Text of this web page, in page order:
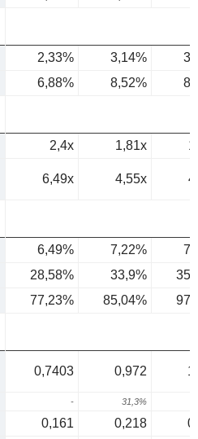
2,33% 3,14%
6,88% 8,52%
2,4x 1,81x
6,49x 4,55x
6,49% 7,22%
28,58% 33,9%
77,23% 85,04%
0,7403 0,972
- 31,3%
0,161 0,218